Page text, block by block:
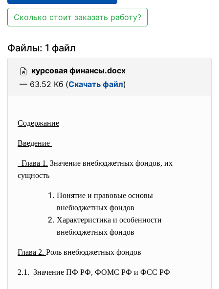
Сколько стоит заказать работу?
Файлы: 1 файл
курсовая финансы.docx
— 63.52 Кб (Скачать файл)
Содержание
Введение
Глава 1. Значение внебюджетных фондов, их
сущность
Понятие и правовые основы
внебюджетных фондов
Характеристика и особенности
внебюджетных фондов
Глава 2. Роль внебюджетных фондов
2.1. Значение ПФ РФ, ФОМС РФ и ФСС РФ